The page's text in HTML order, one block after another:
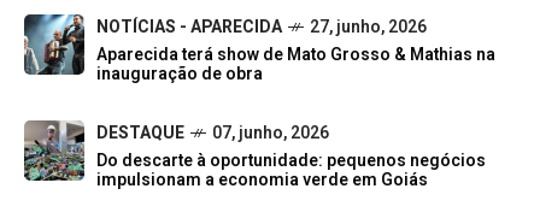
NOTÍCIAS - APARECIDA
27, junho, 2026
Aparecida terá show de Mato Grosso & Mathias na
inauguração de obra
DESTAQUE
07, junho, 2026
Do descarte à oportunidade: pequenos negócios
impulsionam a economia verde em Goiás